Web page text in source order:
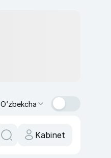
O‘zbekcha
Kabinet